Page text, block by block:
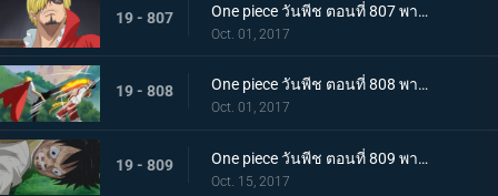
19 - 807 One piece วันพีช ตอนที่ 807 พากย์ไทย การต่อสู้ที่แสนเศร้า ลูฟี่ VS ซันจิ (ครึ่งแรก)
Oct. 01, 2017
19 - 808 One piece วันพีช ตอนที่ 808 พากย์ไทย การต่อสู้ที่แสนเศร้า ลูฟี่ VS ซันจิ (ครึ่งหลัง)
Oct. 01, 2017
19 - 809 One piece วันพีช ตอนที่ 809 พากย์ไทย พายุแห่งการแก้แค้น กองทัพที่โกรธเกรี้ยวบุกเข้าโจมตี
Oct. 15, 2017